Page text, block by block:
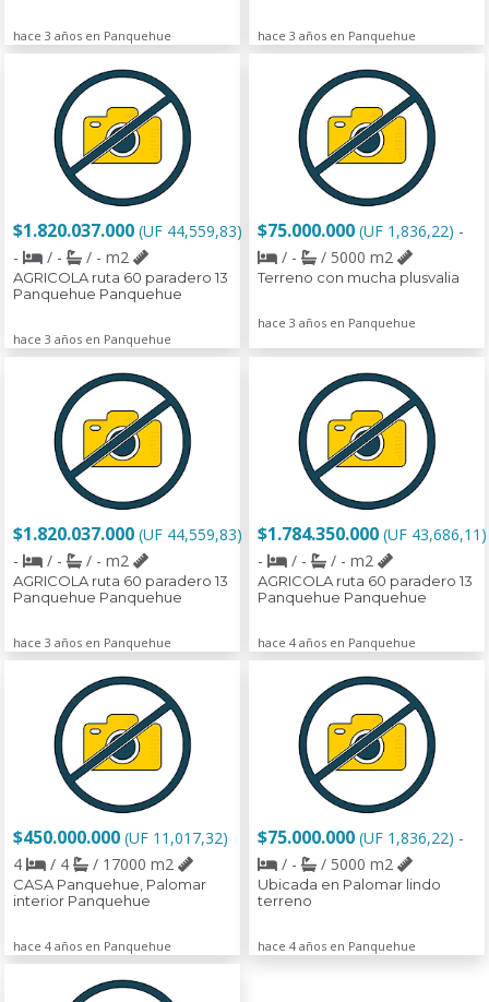
hace 3 años en Panquehue hace 3 años en Panquehue
$1.820.037.000 (UF 44,559,83)
-
/ - / - m2
AGRICOLA ruta 60 paradero 13
Panquehue Panquehue
hace 3 años en Panquehue
$75.000.000 (UF 1,836,22) -
/ -
/ 5000 m2
Terreno con mucha plusvalia
hace 3 años en Panquehue
$1.820.037.000 (UF 44,559,83)
-
/ - / - m2
AGRICOLA ruta 60 paradero 13
Panquehue Panquehue
hace 3 años en Panquehue
$1.784.350.000 (UF 43,686,11)
-
/ - / - m2
AGRICOLA ruta 60 paradero 13
Panquehue Panquehue
hace 4 años en Panquehue
$450.000.000 (UF 11,017,32)
4
/ 4 / 17000 m2
CASA Panquehue, Palomar
interior Panquehue
hace 4 años en Panquehue
$75.000.000 (UF 1,836,22) -
/ -
/ 5000 m2
Ubicada en Palomar lindo
terreno
hace 4 años en Panquehue